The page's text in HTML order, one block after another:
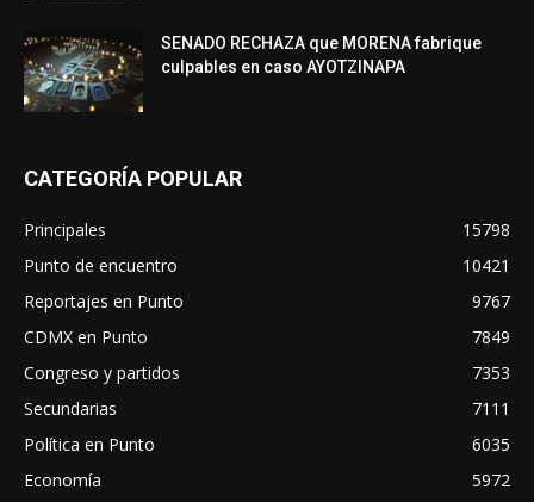
SENADO RECHAZA que MORENA fabrique
culpables en caso AYOTZINAPA
CATEGORÍA POPULAR
Principales
15798
Punto de encuentro
10421
Reportajes en Punto
9767
CDMX en Punto
7849
Congreso y partidos
7353
Secundarias
7111
Política en Punto
6035
Economía
5972